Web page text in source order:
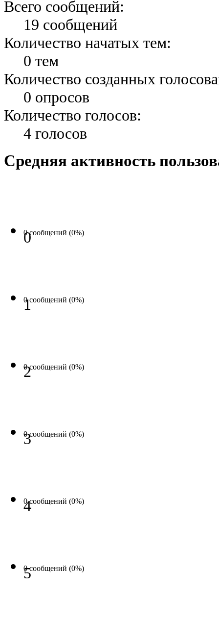
Всего сообщений:
19 сообщений
Количество начатых тем:
0 тем
Количество созданных
0 опросов
Количество голосов:
4 голосов
Средняя активность
0 сообщений (0%)
0
0 сообщений (0%)
1
0 сообщений (0%)
2
0 сообщений (0%)
3
0 сообщений (0%)
4
0 сообщений (0%)
5